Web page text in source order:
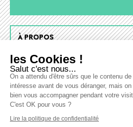
Footer
menu
À PROPOS
ESPACE PRESSE
AIDE ET MENTIONS
NOS SITES PARTENAIRES
Salut c'est nous...
les Cookies !
On a attendu d'être sûrs que le contenu
intéresse avant de vous déranger, mais
bien vous accompagner pendant votre
C'est OK pour vous ?
Lire la politique de confidentialité